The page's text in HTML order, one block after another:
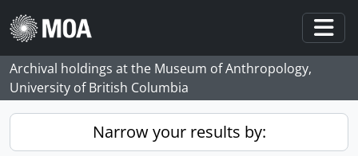
Skip to main content
Archival holdings at the Museum of Anthropology,
University of British Columbia
Narrow your results by: